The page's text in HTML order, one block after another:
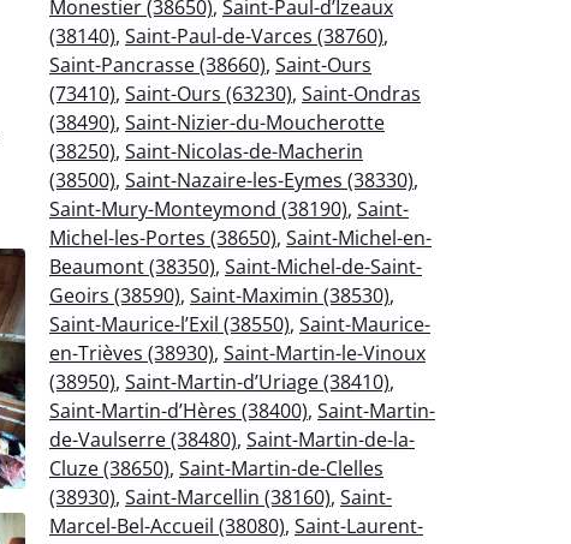
Monestier (38650), Saint-Paul-d’Izeaux
(38140), Saint-Paul-de-Varces (38760),
Saint-Pancrasse (38660), Saint-Ours
(73410), Saint-Ours (63230), Saint-Ondras
(38490), Saint-Nizier-du-Moucherotte
(38250), Saint-Nicolas-de-Macherin
(38500), Saint-Nazaire-les-Eymes (38330),
Saint-Mury-Monteymond (38190), Saint-
Michel-les-Portes (38650), Saint-Michel-en-
Beaumont (38350), Saint-Michel-de-Saint-
Geoirs (38590), Saint-Maximin (38530),
Saint-Maurice-l’Exil (38550), Saint-Maurice-
en-Trièves (38930), Saint-Martin-le-Vinoux
(38950), Saint-Martin-d’Uriage (38410),
Saint-Martin-d’Hères (38400), Saint-Martin-
de-Vaulserre (38480), Saint-Martin-de-la-
Cluze (38650), Saint-Martin-de-Clelles
(38930), Saint-Marcellin (38160), Saint-
Marcel-Bel-Accueil (38080), Saint-Laurent-